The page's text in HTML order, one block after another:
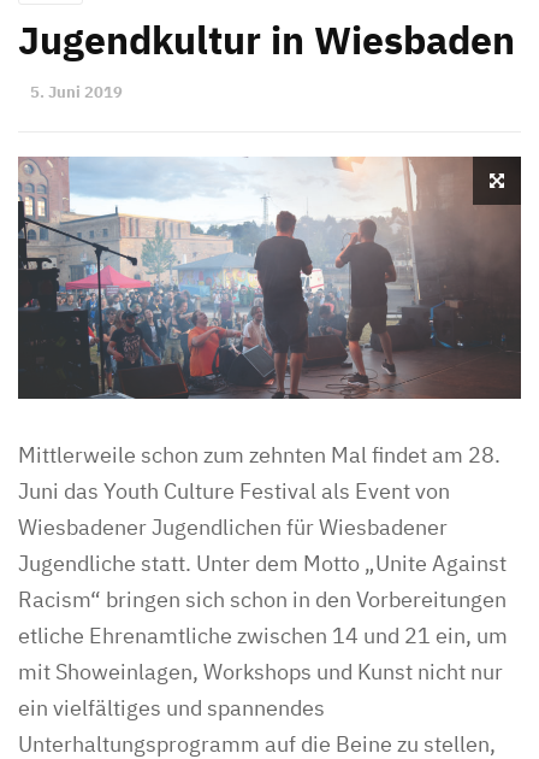
Jugendkultur in Wiesbaden
5. Juni 2019
Mittlerweile schon zum zehnten Mal findet am 28.
Juni das Youth Culture Festival als Event von
Wiesbadener Jugendlichen für Wiesbadener
Jugendliche statt. Unter dem Motto „Unite Against
Racism“ bringen sich schon in den Vorbereitungen
etliche Ehrenamtliche zwischen 14 und 21 ein, um
mit Showeinlagen, Workshops und Kunst nicht nur
ein vielfältiges und spannendes
Unterhaltungsprogramm auf die Beine zu stellen,